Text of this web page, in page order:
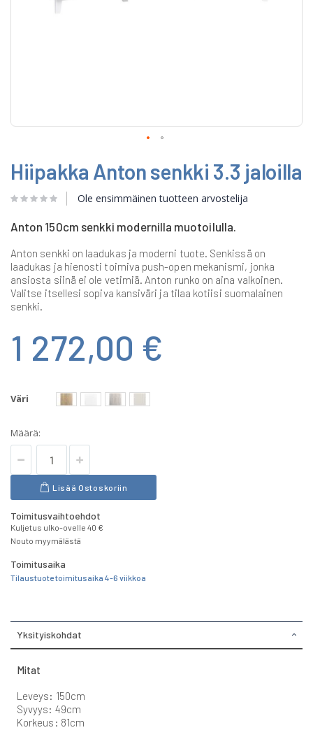
to
the
beginning
of
images
Hiipakka Anton senkki 3.3 jaloilla
Ole ensimmäinen tuotteen arvostelija
Anton 150cm senkki modernilla muotoilulla.
Anton senkki on laadukas ja moderni tuote. Senkissä on
laadukas ja hienosti toimiva push-open mekanismi, jonka
ansiosta siinä ei ole vetimiä. Anton runko on aina valkoinen.
Valitse itsellesi sopiva kansiväri ja tilaa kotiisi suomalainen
senkki.
1 272,00 €
Väri
Määrä:
Lisää Ostoskoriin
Toimitusvaihtoehdot
Kuljetus ulko-ovelle 40 €
Nouto myymälästä
Toimitusaika
Tilaustuote toimitusaika 4-6 viikkoa
Yksityiskohdat
Mitat
Leveys: 150cm
Syvyys: 49cm
Korkeus: 81cm